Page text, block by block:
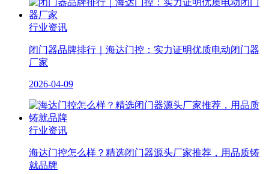
行业资讯
闭门器品牌排行｜海达门控：实力证明优质电动闭门器
厂家
2026-04-09
行业资讯
海达门控怎么样？精选闭门器源头厂家推荐，用品质铸
就品牌